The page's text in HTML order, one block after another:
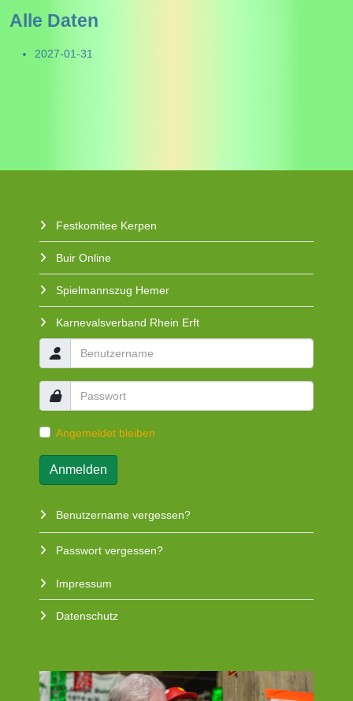
Alle Daten
2027-01-31
Festkomitee Kerpen
Buir Online
Spielmannszug Hemer
Karnevalsverband Rhein Erft
Angemeldet bleiben
Anmelden
Benutzername vergessen?
Passwort vergessen?
Impressum
Datenschutz